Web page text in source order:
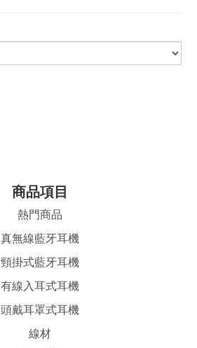
商品項目
熱門商品
真無線藍牙耳機
頸掛式藍牙耳機
有線入耳式耳機
頭戴耳罩式耳機
線材